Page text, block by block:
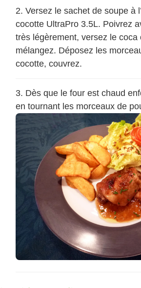
Versez le sachet de soupe à
cocotte UltraPro 3.5L. Poivrez
très légèrement, versez le coca
mélangez. Déposez les
cocotte, couvrez.
Dès que le four est chaud
en tournant les morceaux de